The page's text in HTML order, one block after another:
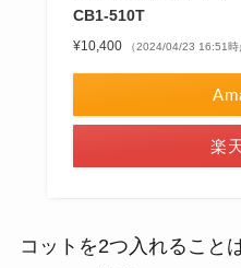
CB1-510T
¥10,400 （2024/04/23 16:51時
楽
コットを2つ入れること